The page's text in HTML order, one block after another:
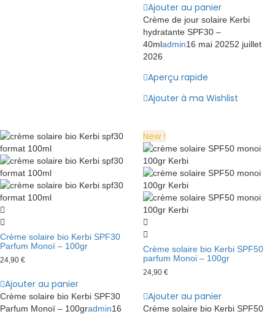
Ajouter au panier
Crème de jour solaire Kerbi
hydratante SPF30 –
40mladmin16 mai 20252 juillet
2026
Aperçu rapide
Ajouter à ma Wishlist
Crème solaire bio Kerbi SPF30
Parfum Monoï – 100gr
24,90 €
Ajouter au panier
Crème solaire bio Kerbi SPF30
Parfum Monoï – 100gradmin16
New !
Crème solaire bio Kerbi SPF50
parfum Monoi – 100gr
24,90 €
Ajouter au panier
Crème solaire bio Kerbi SPF50